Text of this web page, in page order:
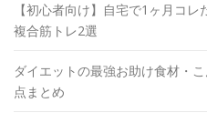
【初心者向け】自宅で1ヶ月コ
複合筋トレ2選
ダイエットの最強お助け食材・
点まとめ